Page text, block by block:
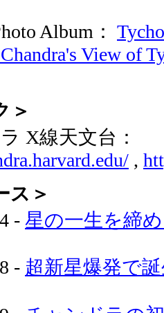
Album：
View of
＞
X線天文台：
,
ス＞
- 星の一生を締
- 超新星爆発で